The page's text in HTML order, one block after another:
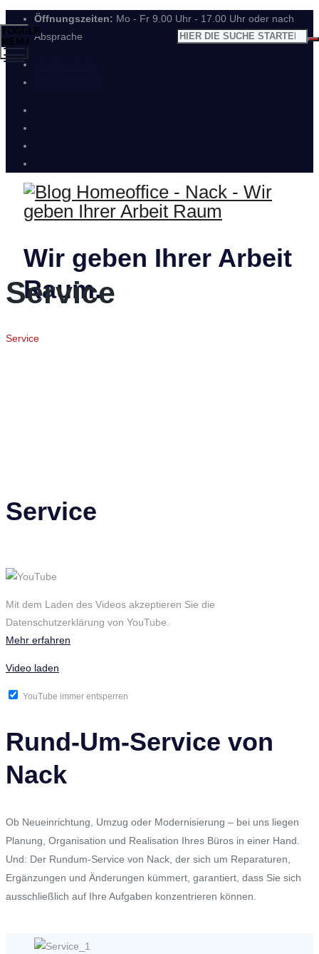
Öffnungszeiten: Mo - Fr 9.00 Uhr - 17.00 Uhr oder nach
Absprache
Wir geben Ihrer Arbeit
Raum.
TOGGLE
MENU
Service
Service
Service
Mit dem Laden des Videos akzeptieren Sie die
Datenschutzerklärung von YouTube.
Mehr erfahren
Video laden
YouTube immer entsperren
Rund-Um-Service von
Nack
Ob Neueinrichtung, Umzug oder Modernisierung – bei uns liegen
Planung, Organisation und Realisation Ihres Büros in einer Hand.
Und: Der Rundum-Service von Nack, der sich um Reparaturen,
Ergänzungen und Änderungen kümmert, garantiert, dass Sie sich
ausschließlich auf Ihre Aufgaben konzentrieren können.